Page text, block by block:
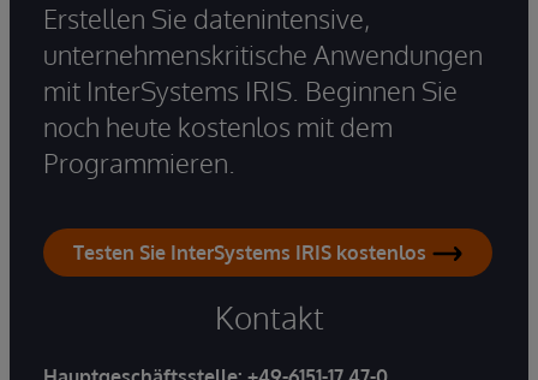
Erstellen Sie datenintensive,
unternehmenskritische Anwendungen
mit InterSystems IRIS. Beginnen Sie
noch heute kostenlos mit dem
Programmieren.
Testen Sie InterSystems IRIS kostenlos
Kontakt